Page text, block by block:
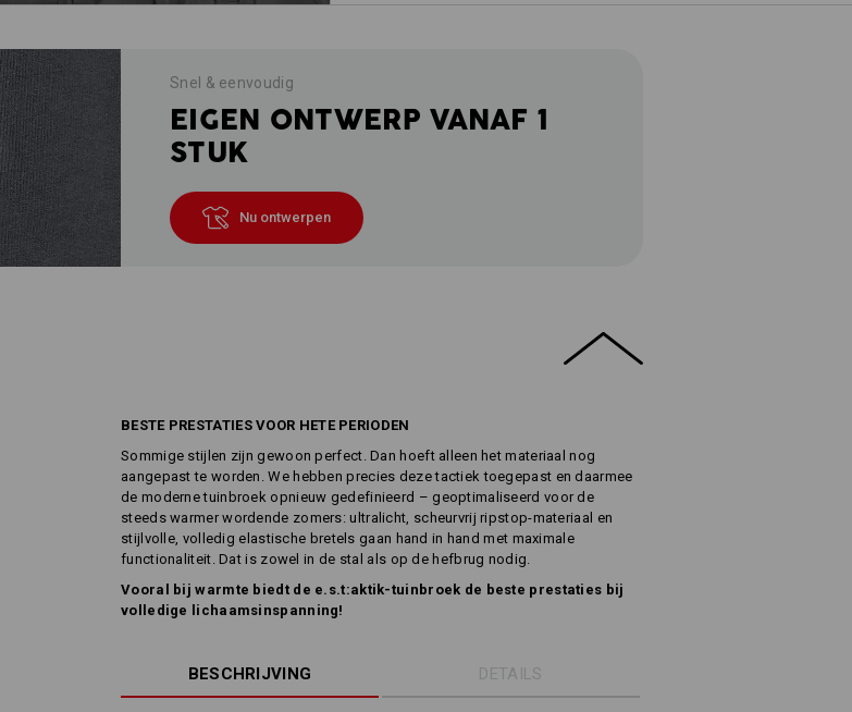
Snel & eenvoudig
EIGEN ONTWERP VANAF 1
STUK
Nu ontwerpen
BESTE PRESTATIES VOOR HETE PERIODEN
Sommige stijlen zijn gewoon perfect. Dan hoeft alleen het materiaal nog
aangepast te worden. We hebben precies deze tactiek toegepast en daarmee
de moderne tuinbroek opnieuw gedefinieerd – geoptimaliseerd voor de
steeds warmer wordende zomers: ultralicht, scheurvrij ripstop-materiaal en
stijlvolle, volledig elastische bretels gaan hand in hand met maximale
functionaliteit. Dat is zowel in de stal als op de hefbrug nodig.
Vooral bij warmte biedt de e.s.t:aktik-tuinbroek de beste prestaties bij
volledige lichaamsinspanning!
BESCHRIJVING DETAILS